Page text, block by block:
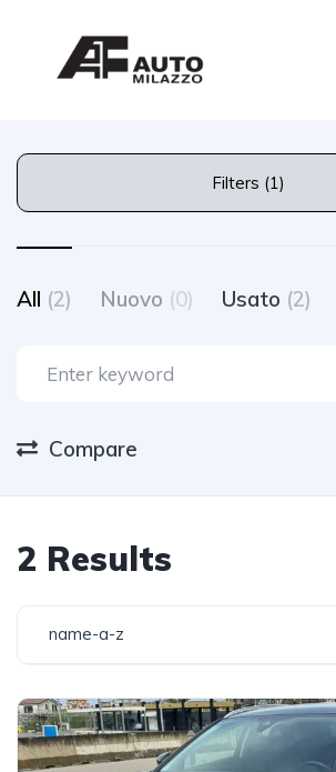
Filters (1)
All (2) Nuovo (0) Usato (2)
Compare
2 Results
name-a-z